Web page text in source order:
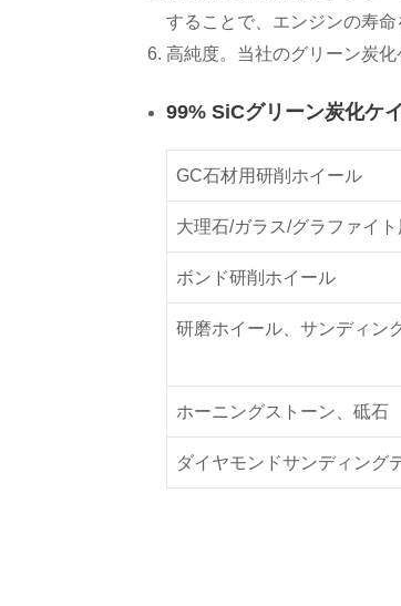
することで、エンジンの寿命
高純度。当社のグリーン炭
99% SiCグリーン炭化ケ
GC石材用研削ホイール
大理石/ガラス/グラファイ
ボンド研削ホイール
研磨ホイール、サンディン
ホーニングストーン、砥石
ダイヤモンドサンディング